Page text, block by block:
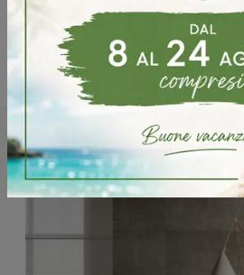
Potrebbero